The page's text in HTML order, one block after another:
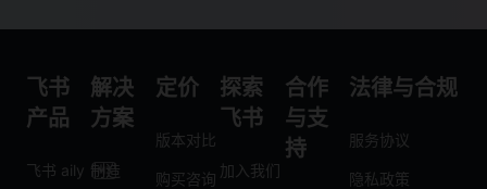
飞书
产品
飞书 aily
解决
方案
制造
定价
版本对比
购买咨询
探索
飞书
加入我们
合作
与支
持
法律与合规
服务协议
隐私政策